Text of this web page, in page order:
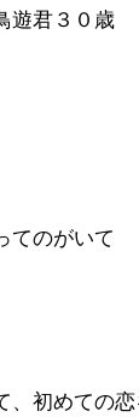
遊君３０歳
てのがいて
、初めての